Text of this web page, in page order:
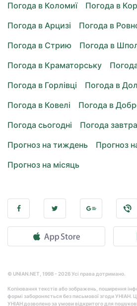
Погода в Коломиї
Погода в
Погода в Арцизі
Погода в
Погода в Стрию
Погода в
Погода в Краматорську
Погода в Горлівці
Погода в
Погода в Ковелі
Погода в
Погода сьогодні
Погода завтра
Прогноз на тиждень
Прогноз
Прогноз на місяць
© UNIAN.NET, 1998 - 2026 Усі права дотримано.
Копіювання текстів або зображень, поширення
формі забороняється без письмової згоди УНІАН.
УНІАН дозволено за умови відкритого для